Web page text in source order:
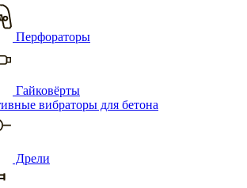
Перфораторы
Гайковёрты
вибраторы для бетона
Дрели